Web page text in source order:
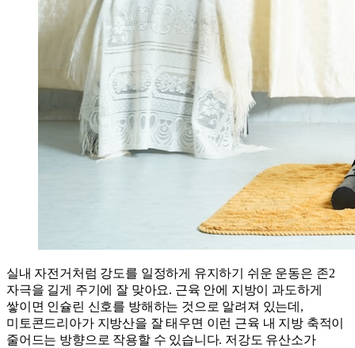
실내 자전거처럼 강도를 일정하게 유지하기 쉬운 운동은 존2
자극을 길게 주기에 잘 맞아요. 근육 안에 지방이 과도하게
쌓이면 인슐린 신호를 방해하는 것으로 알려져 있는데,
미토콘드리아가 지방산을 잘 태우면 이런 근육 내 지방 축적이
줄어드는 방향으로 작용할 수 있습니다. 저강도 유산소가